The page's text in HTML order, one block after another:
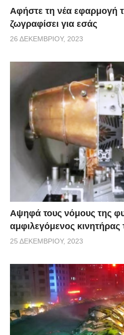
Αφήστε τη νέα εφαρμογή
ζωγραφίσει για εσάς
26 ΔΕΚΕΜΒΡΊΟΥ, 2023
Αψηφά τους νόμους της
αμφιλεγόμενος κινητήρας
25 ΔΕΚΕΜΒΡΊΟΥ, 2023